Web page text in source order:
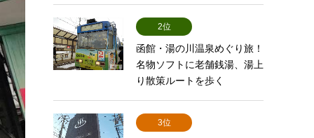
2位
函館・湯の川温泉めぐり旅！
名物ソフトに老舗銭湯、湯上
り散策ルートを歩く
3位